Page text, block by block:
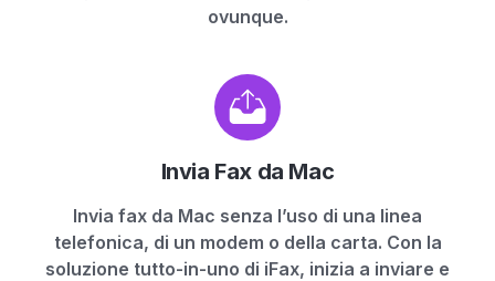
ovunque.
Invia Fax da Mac
Invia fax da Mac senza l’uso di una linea
telefonica, di un modem o della carta. Con la
soluzione tutto-in-uno di iFax, inizia a inviare e